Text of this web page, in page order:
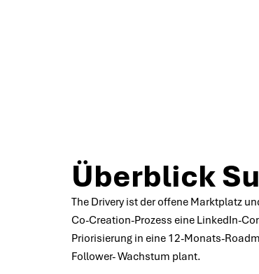
Überblick
The Drivery ist der offene Marktplatz
Co-Creation-Prozess eine LinkedIn-
Priorisierung in eine 12-Monats-
Follower- Wachstum plant.